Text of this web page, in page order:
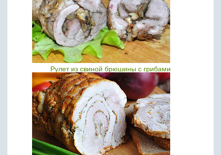
Рулет из свиной брюшины с грибами